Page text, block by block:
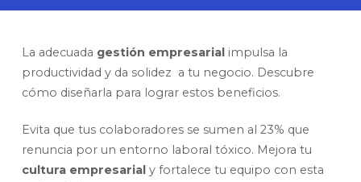
La adecuada gestión empresarial impulsa la
productividad y da solidez a tu negocio. Descubre
cómo diseñarla para lograr estos beneficios.
Evita que tus colaboradores se sumen al 23% que
renuncia por un entorno laboral tóxico. Mejora tu
cultura empresarial y fortalece tu equipo con esta